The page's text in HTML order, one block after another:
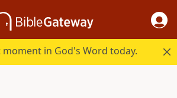
moment in God's Word today.